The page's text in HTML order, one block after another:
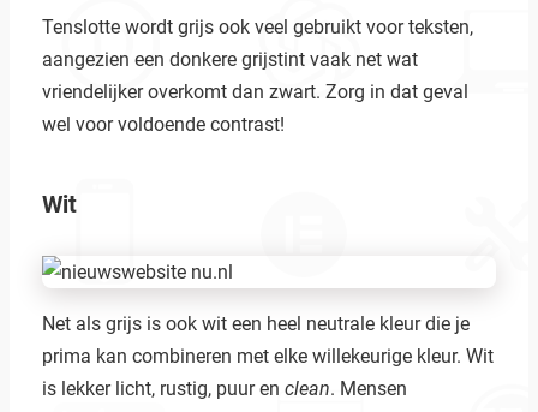
Tenslotte wordt grijs ook veel gebruikt voor teksten,
aangezien een donkere grijstint vaak net wat
vriendelijker overkomt dan zwart. Zorg in dat geval
wel voor voldoende contrast!
Wit
Net als grijs is ook wit een heel neutrale kleur die je
prima kan combineren met elke willekeurige kleur. Wit
is lekker licht, rustig, puur en clean. Mensen